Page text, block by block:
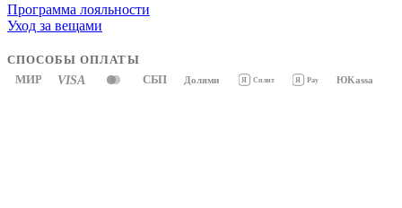
Программа лояльности
Уход за вещами
СПОСОБЫ ОПЛАТЫ
МИР VISA СБП Долями Я Сплит Я Pay ЮKassa